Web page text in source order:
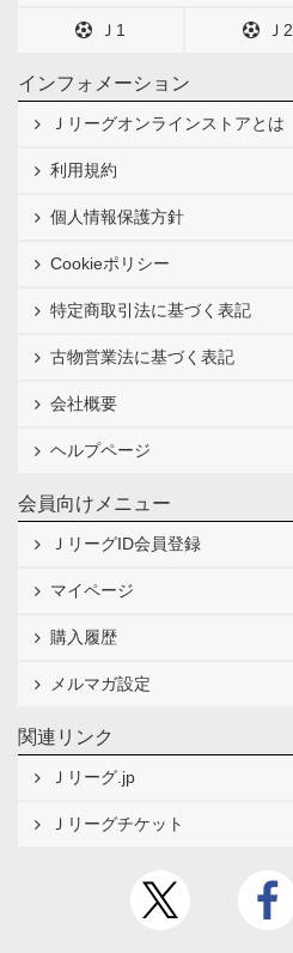
Ｊ1 Ｊ2
インフォメーション
Ｊリーグオンラインストアとは
利用規約
個人情報保護方針
Cookieポリシー
特定商取引法に基づく表記
古物営業法に基づく表記
会社概要
ヘルプページ
会員向けメニュー
ＪリーグID会員登録
マイページ
購入履歴
メルマガ設定
関連リンク
Ｊリーグ.jp
Ｊリーグチケット